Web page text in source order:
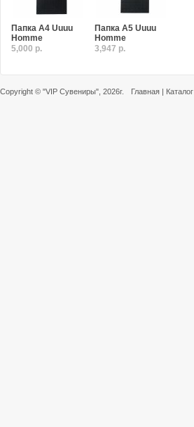
Папка A4 Uuuu
Homme
5,000 р.
Папка A5 Uuuu
Homme
3,947 р.
Copyright © "VIP Сувениры" , 2026г. Главная | Каталог